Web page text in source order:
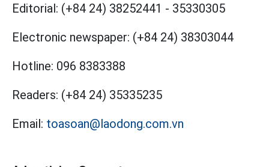
Editorial: (+84 24) 38252441 - 35330305
Electronic newspaper: (+84 24) 38303044
Hotline: 096 8383388
Readers: (+84 24) 35335235
Email: toasoan@laodong.com.vn